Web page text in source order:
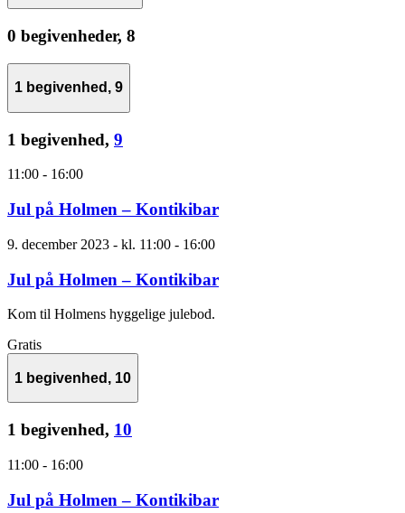
0 begivenheder, 8
1 begivenhed, 9
1 begivenhed, 9
11:00 - 16:00
Jul på Holmen – Kontikibar
9. december 2023 - kl. 11:00 - 16:00
Jul på Holmen – Kontikibar
Kom til Holmens hyggelige julebod.
Gratis
1 begivenhed, 10
1 begivenhed, 10
11:00 - 16:00
Jul på Holmen – Kontikibar